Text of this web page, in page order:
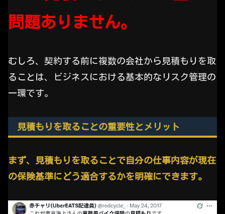
問題ありません。
むしろ、契約する前に複数の会社から見積もりを取
ることは、ビジネスにおける基本的なリスク管理の
一環です。
見積もりを取ることの重要性とメリット
まず、見積もりを取ることで自分の仕事内容が現在
の保険基準にどう適合するかを明確にできます。